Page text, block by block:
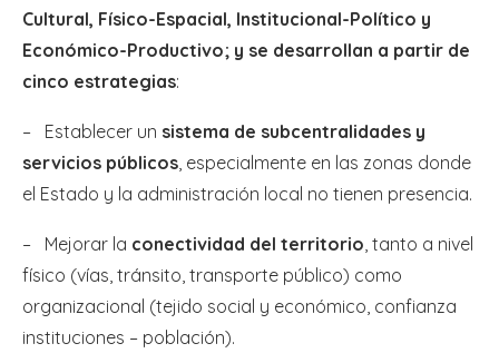
Cultural, Físico-Espacial, Institucional-Político y
Económico-Productivo; y se desarrollan a partir de
cinco estrategias:
– Establecer un sistema de subcentralidades y
servicios públicos , especialmente en las zonas donde
el Estado y la administración local no tienen presencia.
– Mejorar la conectividad del territorio , tanto a nivel
físico (vías, tránsito, transporte público) como
organizacional (tejido social y económico, confianza
instituciones – población).